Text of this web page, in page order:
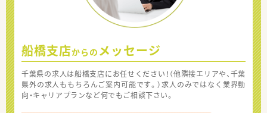
船橋支店からの メッセージ
千葉県の求人は船橋支店にお任せください！（他隣接エリアや、千葉
県外の求人ももちろんご案内可能です。）求人のみではなく業界動
向・キャリアプランなど何でもご相談下さい。